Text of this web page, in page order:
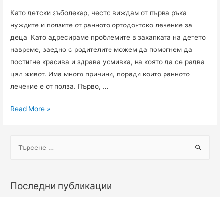
Като детски зъболекар, често виждам от първа ръка
нуждите и ползите от ранното ортодонтско лечение за
деца. Като адресираме проблемите в захапката на детето
навреме, заедно с родителите можем да помогнем да
постигне красива и здрава усмивка, на която да се радва
цял живот. Има много причини, поради които ранното
лечение е от полза. Първо, …
Read More »
Последни публикации